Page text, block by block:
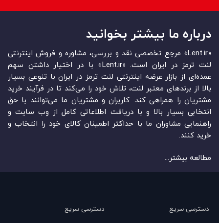
درباره ما بیشتر بخوانید
«Lent.ir» مرجع تخصصی نقد و بررسی، مشاوره و فروش اینترنتی
لنت ترمز در ایران است. «Lent.ir» با در اختیار داشتن سهم
عمده‏‌ای از بازار عرضه اینترنتی لنت ترمز در ایران با تنوعی بسیار
بالا از برندهای معتبر لنت، تلاش خود را می‌‏‏کند تا در فرآیند خرید
مشتریان را همراهی کند. کاربران و مشتریان ما می‏‏‌توانند با حق
انتخابی بسیار بالا و با دریافت اطلاعاتی کامل از وب سایت و
راهنمایی مشاوران ما با حداکثر اطمینان کالای خود را انتخاب و
خرید کنند.
مطالعه بیشتر...
دسترسی سریع دسترسی سریع